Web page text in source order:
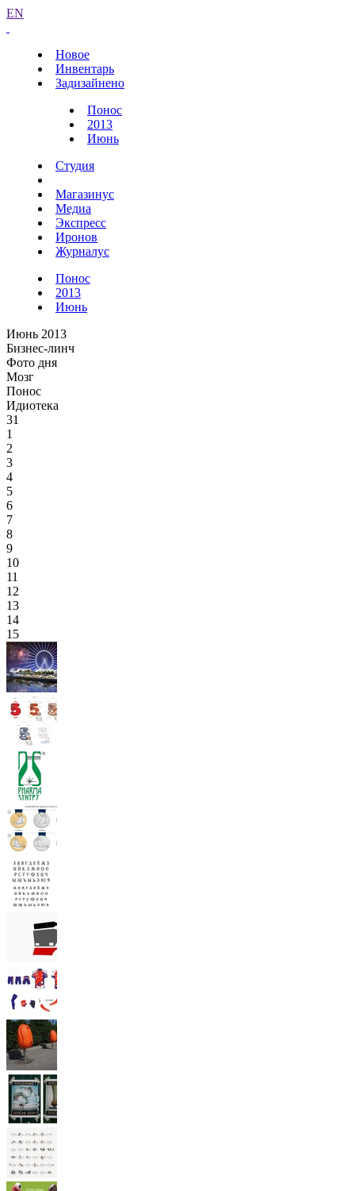
EN
Новое
Инвентарь
Задизайнено
Понос
2013
Июнь
Студия
Магазинус
Медиа
Экспресс
Иронов
Журналус
Понос
2013
Июнь
Июнь 2013
Бизнес-линч
Фото дня
Мозг
Понос
Идиотека
31
1
2
3
4
5
6
7
8
9
10
11
12
13
14
15